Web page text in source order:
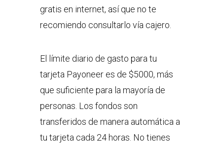
gratis en internet, así que no te
recomiendo consultarlo vía cajero.
El límite diario de gasto para tu
tarjeta Payoneer es de $5000, más
que suficiente para la mayoría de
personas. Los fondos son
transferidos de manera automática a
tu tarjeta cada 24 horas. No tienes